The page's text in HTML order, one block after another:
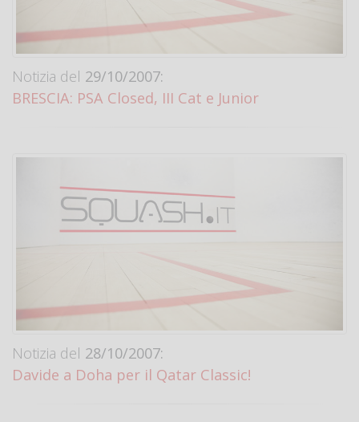
Notizia del 29/10/2007:
BRESCIA: PSA Closed, III Cat e Junior
Notizia del 28/10/2007:
Davide a Doha per il Qatar Classic!